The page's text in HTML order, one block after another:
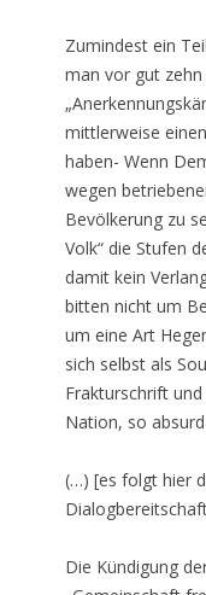
Zumindest ein
man vor gut zehn
mittlerweise
haben- Wenn
wegen
Bevölkerung zu
Volk“ die Stufen
damit kein
bitten nicht um
um eine Art
sich selbst als
Frakturschrift
Nation, so
(…) [es folgt hier
Die Kündigung